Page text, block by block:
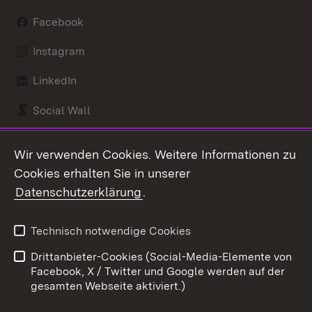
Facebook
Instagram
LinkedIn
Social Wall
Kontakt
Barrierefreiheit
Impressum
Cookies
Wir verwenden Cookies. Weitere Informationen zu
Cookies erhalten Sie in unserer
Datenschutzerklärung.
Technisch notwendige Cookies
Drittanbieter-Cookies (Social-Media-Elemente von
Facebook, X / Twitter und Google werden auf der
gesamten Webseite aktiviert.)